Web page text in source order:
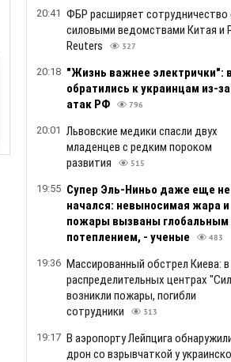
20:41 ФБР расширяет сотрудничество
силовыми ведомствами Китая и
Reuters
327
20:18 "Жизнь важнее электрички":
обратились к украинцам из-за
атак РФ
796
20:01 Львовские медики спасли двух
младенцев с редким пороком
развития
515
19:55 Супер Эль-Ниньо даже еще не
начался: невыносимая жара и
пожары вызваны глобальным
потеплением, - ученые
483
19:36 Массированный обстрел Киева: в
распределительных центрах
возникли пожары, погибли
сотрудники
313
19:17 В аэропорту Лейпцига
дрон со взрывчаткой у